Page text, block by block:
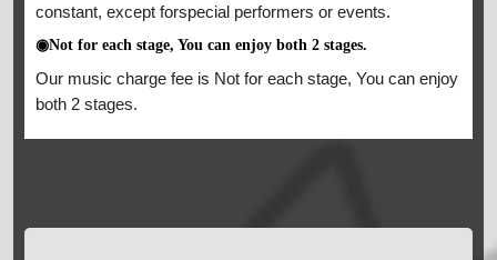
constant, except forspecial performers or events.
◉Not for each stage, You can enjoy both 2 stages.
Our music charge fee is Not for each stage, You can enjoy
both 2 stages.